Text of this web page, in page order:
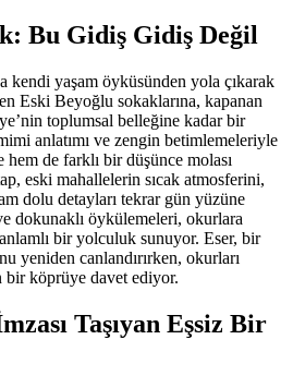
Bu Gidiş Gidiş Değil
kendi yaşam öyküsünden yola çıkarak
Eski Beyoğlu sokaklarına, kapanan
toplumsal belleğine kadar bir
anlatımı ve zengin betimlemeleriyle
de farklı bir düşünce molası
eski mahallelerin sıcak atmosferini,
dolu detayları tekrar gün yüzüne
dokunaklı öykülemeleri, okurlara
bir yolculuk sunuyor. Eser, bir
yeniden canlandırırken, okurları
bir köprüye davet ediyor.
Taşıyan Eşsiz Bir